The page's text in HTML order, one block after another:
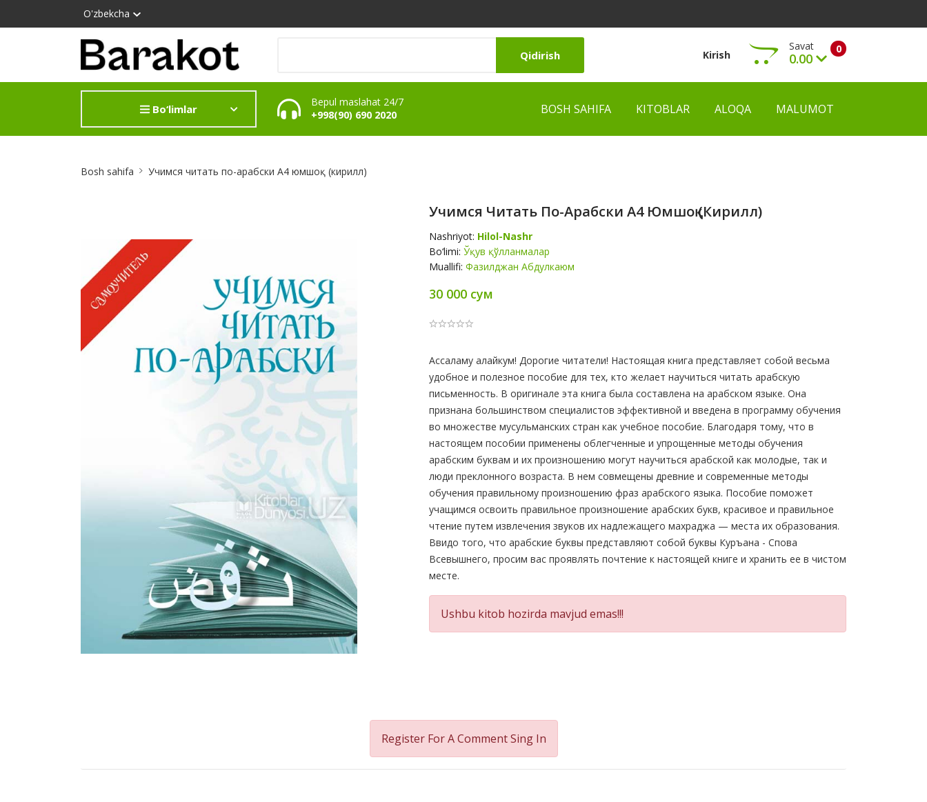
O'zbekcha
Qidirish Kirish 0
Savat
0.00
Ko‘rish
Bo‘limlar
Bepul maslahat 24/7
+998(90) 690 2020
BOSH SAHIFA KITOBLAR ALOQA MALUMOT
Bosh sahifa Учимся читать по-арабски А4 юмшоқ (кирилл)
Учимся Читать По-Арабски А4 Юмшоқ (кирилл)
Nashriyot: Hilol-Nashr
Bo‘limi: Ўқув қўлланмалар
Muallifi: Фазилджан Абдулкаюм
30 000 сум
Product
Summery
Aссаламу алайкум! Дорогие читатели! Настоящая книга представляет собой весьма
удобное и полезное пособие для тех, кто желает научиться читать арабскую
письменность. В оригинале эта книга была составлена на арабском языке. Она
признана большинством специалистов эффективной и введена в программу обучения
во множестве мусульманских стран как учебное пособие. Благодаря тому, что в
настоящем пособии применены облегченные и упрощенные методы обучения
арабским буквам и их произношению могут научиться арабской как молодые, так и
люди преклонного возраста. В нем совмещены древние и современные методы
обучения правильному произношению фраз арабского языка. Пособие поможет
учащимся освоить правильное произношениe aрабских букв, красивое и правильное
чтение путем извлечения звуков их надлежащего махраджа — места их образования.
Ввидо того, что арабские буквы представляют собой буквы Куръана - Спова
Всевышнего, просим вас проявлять почтение к настоящей книге и хранить ее в чистом
месте.
Ushbu kitob hozirda mavjud emas!!!
Register For A CommentSing In